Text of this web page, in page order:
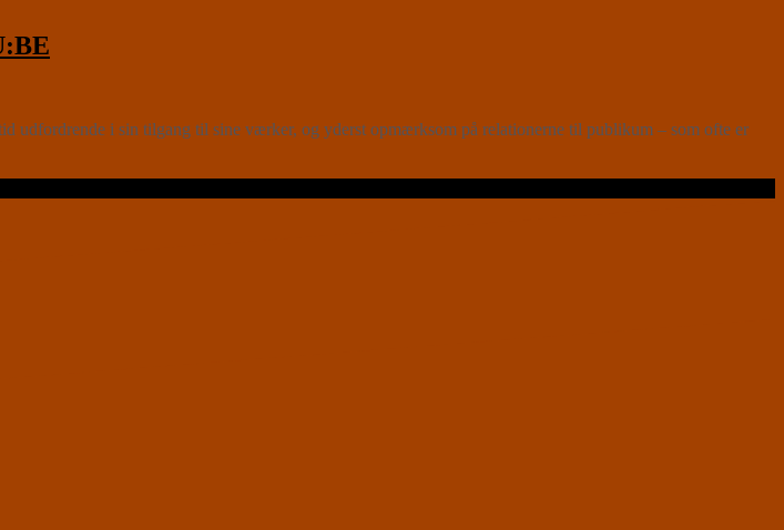
udfordrende i sin tilgang til sine værker, og yderst opmærksom på relationerne til publikum – som ofte er